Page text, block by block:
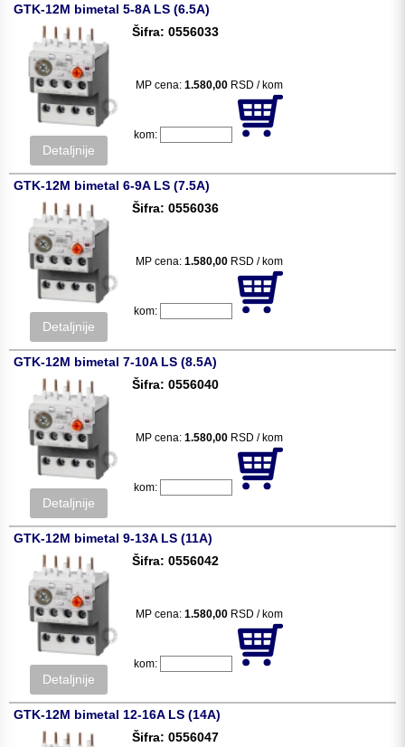
GTK-12M bimetal 5-8A LS (6.5A)
Detaljnije
Šifra: 0556033
MP cena: 1.580,00 RSD / kom
kom:
GTK-12M bimetal 6-9A LS (7.5A)
Detaljnije
Šifra: 0556036
MP cena: 1.580,00 RSD / kom
kom:
GTK-12M bimetal 7-10A LS (8.5A)
Detaljnije
Šifra: 0556040
MP cena: 1.580,00 RSD / kom
kom:
GTK-12M bimetal 9-13A LS (11A)
Detaljnije
Šifra: 0556042
MP cena: 1.580,00 RSD / kom
kom:
GTK-12M bimetal 12-16A LS (14A)
Šifra: 0556047